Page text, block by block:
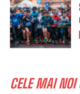
CELE MAI NOI